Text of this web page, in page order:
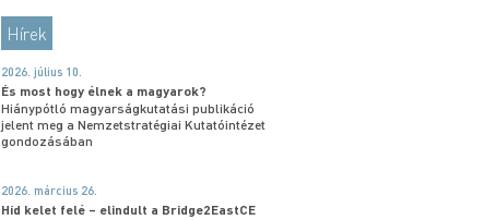
Hírek
2026. július 10.
És most hogy élnek a magyarok?
Hiánypótló magyarságkutatási publikáció
jelent meg a Nemzetstratégiai Kutatóintézet
gondozásában
2026. március 26.
Híd kelet felé – elindult a Bridge2EastCE